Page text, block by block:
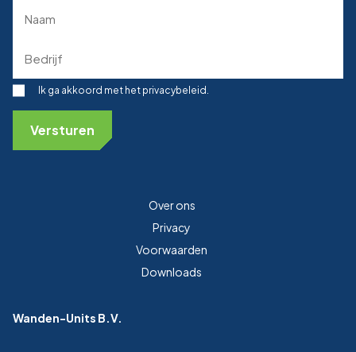
(Required)
(Required)
Toestemming
Ik ga akkoord met het privacybeleid.
Over ons
Privacy
Voorwaarden
Downloads
Wanden-Units B.V.